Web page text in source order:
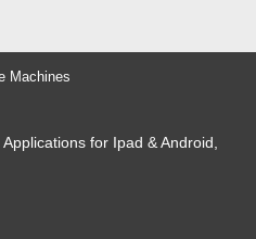
Machines
for Ipad & Android,